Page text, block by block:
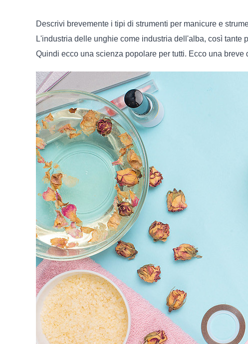
Descrivi brevemente i tipi di strumenti per manicure e
L'industria delle unghie come industria dell'alba, così
Quindi ecco una scienza popolare per tutti. Ecco una